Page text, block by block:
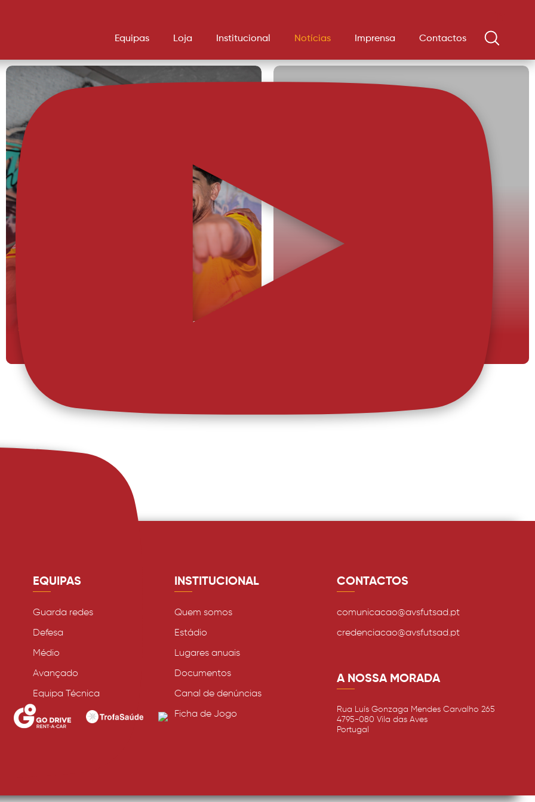
Equipas Loja Institucional Notícias Imprensa Contactos
Autêntico e dinâmico: eis a
dentro de campo. Os novos equipamentos
oficiais do AFS, neste caso a versão alternativa,
O AFS e o FC Metz chegaram a acordo para a
transferência definitiva de Cristian Devenish. A
AVS Futebol SAD informa ter chegado a acordo
com o Football Club de Metz para a
transferência do jogador Cristian Devenish, que
assim passará a representar o clube que
EQUIPAS
Guarda redes
Defesa
Médio
Avançado
Equipa Técnica
INSTITUCIONAL
Quem somos
Estádio
Lugares anuais
Documentos
Canal de denúncias
Ficha de Jogo
CONTACTOS
comunicacao@avsfutsad.pt
credenciacao@avsfutsad.pt
A NOSSA MORADA
Rua Luís Gonzaga Mendes Carvalho 265
4795-080 Vila das Aves
Portugal